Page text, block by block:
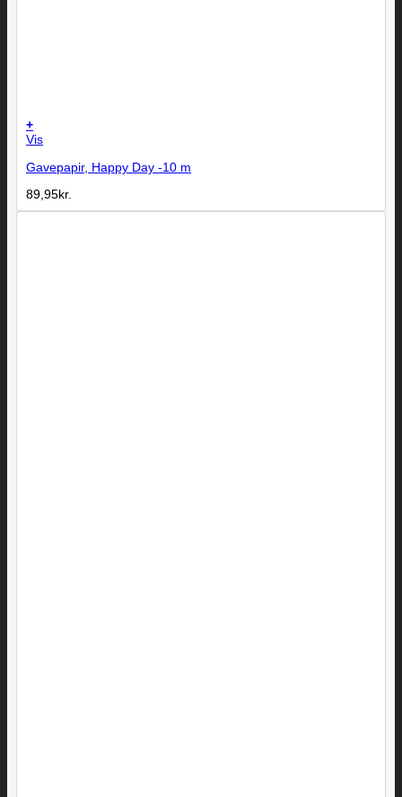
+
Vis
Gavepapir, Happy Day -10 m
89,95kr.